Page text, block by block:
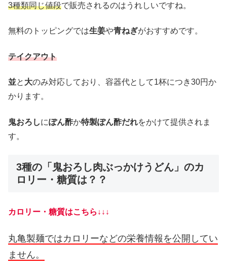
3種類同じ値段で販売されるのはうれしいですね。
無料のトッピングでは生姜や青ねぎがおすすめです。
テイクアウト
並と 大のみ対応しており、容器代として1杯につき30円か
かります。
鬼おろしにぽん酢か特製ぽん酢だれをかけて提供されま
す。
3種の「鬼おろし肉ぶっかけうどん」のカ
ロリー・糖質は？？
カロリー・糖質はこちら↓↓↓
丸亀製麺ではカロリーなどの栄養情報を公開してい
ません。